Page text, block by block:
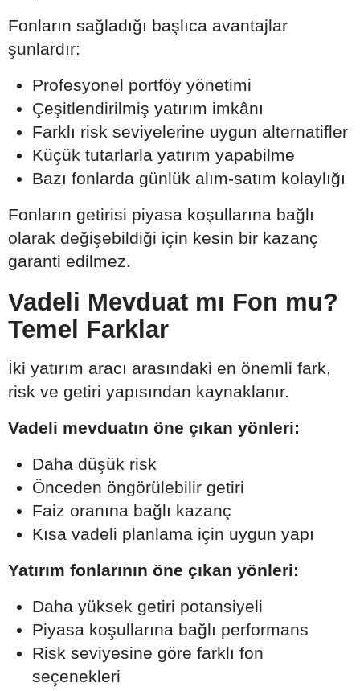
Fonların sağladığı başlıca avantajlar
şunlardır:
Profesyonel portföy yönetimi
Çeşitlendirilmiş yatırım imkânı
Farklı risk seviyelerine uygun alternatifler
Küçük tutarlarla yatırım yapabilme
Bazı fonlarda günlük alım-satım kolaylığı
Fonların getirisi piyasa koşullarına bağlı
olarak değişebildiği için kesin bir kazanç
garanti edilmez.
Vadeli Mevduat mı Fon mu?
Temel Farklar
İki yatırım aracı arasındaki en önemli fark,
risk ve getiri yapısından kaynaklanır.
Vadeli mevduatın öne çıkan yönleri:
Daha düşük risk
Önceden öngörülebilir getiri
Faiz oranına bağlı kazanç
Kısa vadeli planlama için uygun yapı
Yatırım fonlarının öne çıkan yönleri:
Daha yüksek getiri potansiyeli
Piyasa koşullarına bağlı performans
Risk seviyesine göre farklı fon
seçenekleri